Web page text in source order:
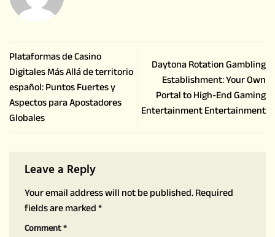
Plataformas de Casino
Digitales Más Allá de territorio
español: Puntos Fuertes y
Aspectos para Apostadores
Globales
Daytona Rotation Gambling
Establishment: Your Own
Portal to High-End Gaming
Entertainment Entertainment
Leave a Reply
Your email address will not be published.Required
fields are marked*
Comment*